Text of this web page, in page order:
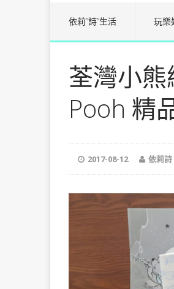
依莉”詩”生活 玩樂
荃灣小
Pooh 精
2017-08-12 依莉詩